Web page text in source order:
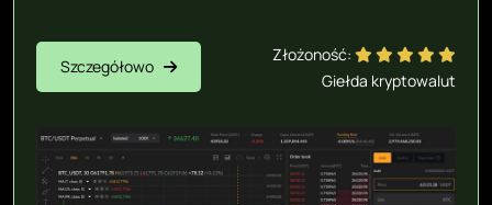
Szczegółowo
Złożoność:
Giełda kryptowalut